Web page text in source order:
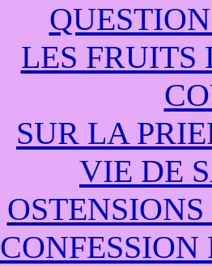
LES
SUR LA
VIE DE